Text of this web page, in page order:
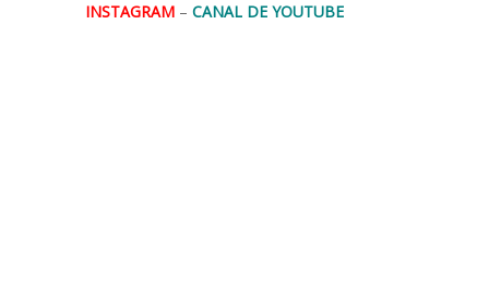
INSTAGRAM – CANAL DE YOUTUBE